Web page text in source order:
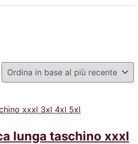
lunga taschino xxxl